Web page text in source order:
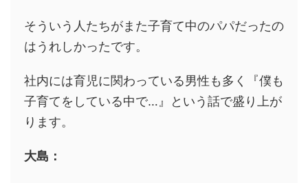
そういう人たちがまた子育て中のパパだったの
はうれしかったです。
社内には育児に関わっている男性も多く『僕も
子育てをしている中で…』という話で盛り上が
ります。
大島：